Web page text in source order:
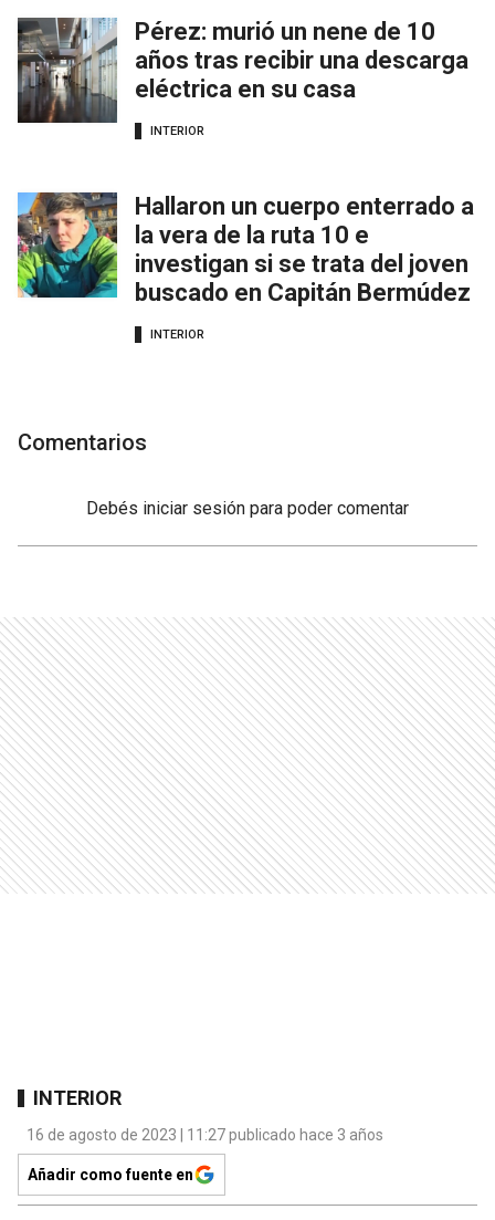
Pérez: murió un nene de 10
años tras recibir una descarga
eléctrica en su casa
INTERIOR
Hallaron un cuerpo enterrado a
la vera de la ruta 10 e
investigan si se trata del joven
buscado en Capitán Bermúdez
INTERIOR
Comentarios
Debés iniciar sesión para poder comentar
INTERIOR
16 de agosto de 2023 | 11:27 publicado hace 3 años
Añadir como fuente en